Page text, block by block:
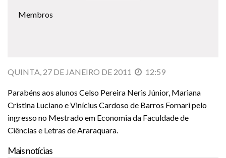
Membros
QUINTA, 27 DE JANEIRO DE 2011 12:59
Parabéns aos alunos Celso Pereira Neris Júnior, Mariana
Cristina Luciano e Vinícius Cardoso de Barros Fornari pelo
ingresso no Mestrado em Economia da Faculdade de
Ciências e Letras de Araraquara.
Mais notícias